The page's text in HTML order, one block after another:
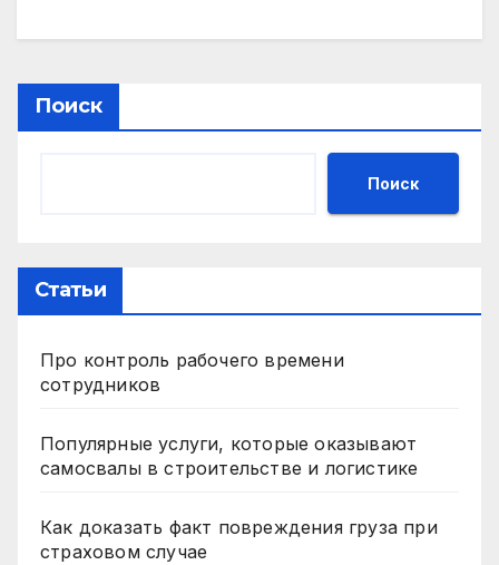
Поиск
Поиск
Статьи
Про контроль рабочего времени
сотрудников
Популярные услуги, которые оказывают
самосвалы в строительстве и логистике
Как доказать факт повреждения груза при
страховом случае